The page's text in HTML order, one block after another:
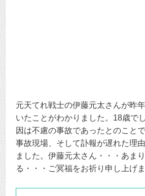
元天てれ戦士の伊藤元太さんが昨
いたことがわかりました。18歳で
因は不慮の事故であったとのこと
事故現場、そして訃報が遅れた理
ました。伊藤元太さん・・・あま
る・・・ご冥福をお祈り申し上げま